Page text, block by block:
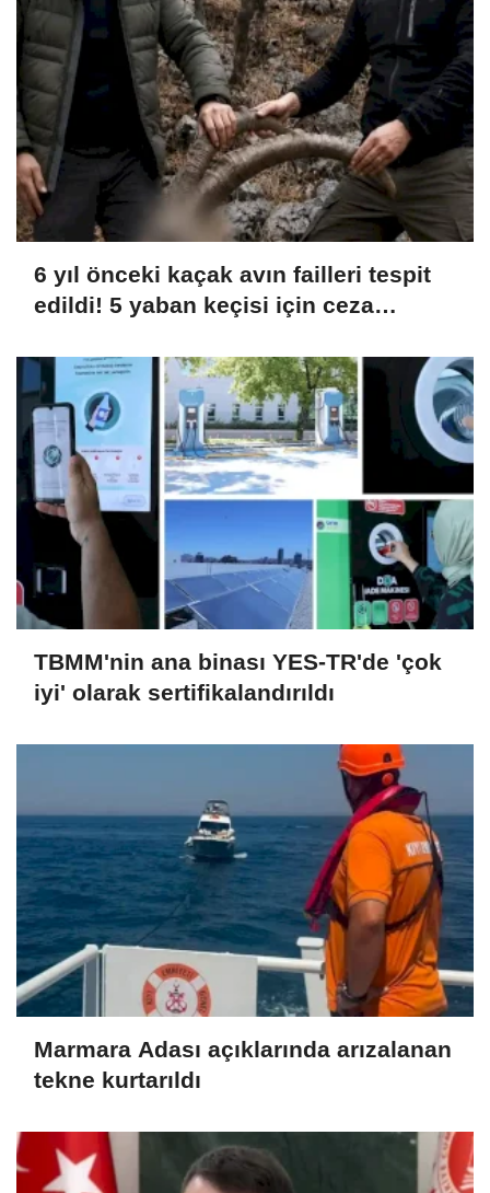
6 yıl önceki kaçak avın failleri tespit
edildi! 5 yaban keçisi için ceza
TBMM'nin ana binası YES-TR'de 'çok
iyi' olarak sertifikalandırıldı
Marmara Adası açıklarında arızalanan
tekne kurtarıldı